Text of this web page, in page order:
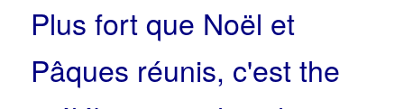
Plus fort que Noël et
Pâques réunis, c'est the